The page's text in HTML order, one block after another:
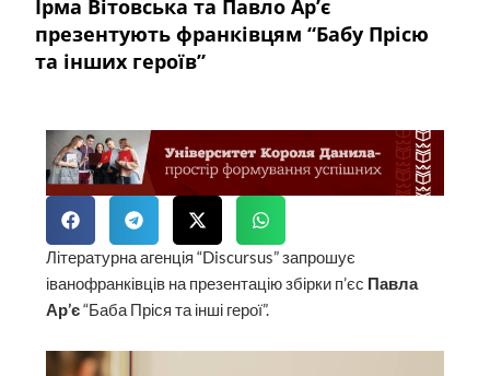
Ірма Вітовська та Павло Ар’є
презентують франківцям “Бабу Прісю
та інших героїв”
Літературна агенція “Discursus” запрошує
іванофранківців на презентацію збірки п’єс Павла
Ар’є“Баба Пріся та інші герої”.